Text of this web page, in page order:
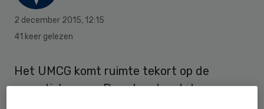
2 december 2015, 12:15
41 keer gelezen
Het UMCG komt ruimte tekort op de
operatiekamers. Daardoor loopt de